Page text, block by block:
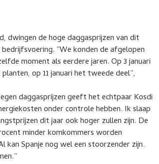
dwingen de hoge daggasprijzen van dit
“We konden de afgelopen
moment als eerdere jaren. Op 3 januari
op 11 januari het tweede deel”,
daggasprijzen geeft het echtpaar Kosdi
onder controle hebben. Ik slaap
dit jaar ook hoger zullen zijn. De
minder komkommers worden
Spanje nog wel een stoorzender zijn.